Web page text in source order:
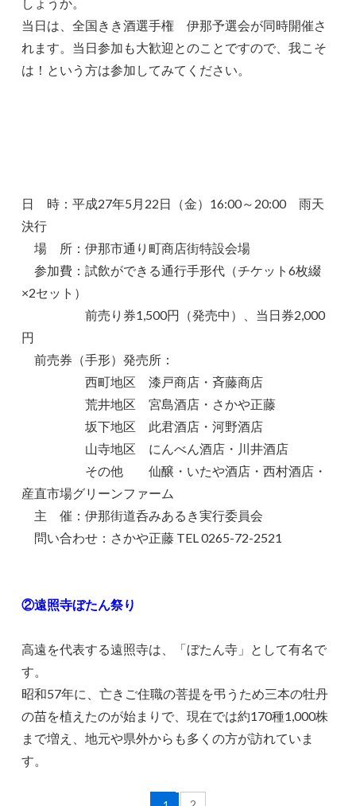
当日は、全国きき酒選手権 伊那予選会が同時開催さ
れます。当日参加も大歓迎とのことですので、我こそ
は！という方は参加してみてください。
日 時：平成27年5月22日（金）16:00～20:00 雨天
決行
場 所：伊那市通り町商店街特設会場
参加費：試飲ができる通行手形代（チケット6枚綴
×2セット）
前売り券1,500円（発売中）、当日券2,000
円
前売券（手形）発売所：
西町地区 漆戸商店・斉藤商店
荒井地区 宮島酒店・さかや正藤
坂下地区 此君酒店・河野酒店
山寺地区 にんべん酒店・川井酒店
その他 仙醸・いたや酒店・西村酒店・
産直市場グリーンファーム
主 催：伊那街道呑みあるき実行委員会
問い合わせ：さかや正藤 TEL 0265-72-2521
②遠照寺ぼたん祭り
高遠を代表する遠照寺は、「ぼたん寺」として有名で
す。
昭和57年に、亡きご住職の菩提を弔うため三本の牡丹
の苗を植えたのが始まりで、現在では約170種1,000株
まで増え、地元や県外からも多くの方が訪れていま
す。